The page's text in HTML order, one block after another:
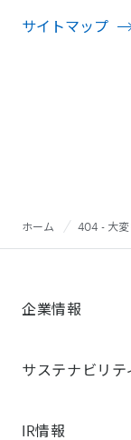
サイトマップ
ホーム 404 - 大
企業情報
サステナビリテ
IR情報